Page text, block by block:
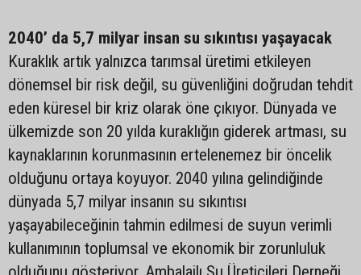
2040’ da 5,7 milyar insan su sıkıntısı yaşayacak
Kuraklık artık yalnızca tarımsal üretimi etkileyen
dönemsel bir risk değil, su güvenliğini doğrudan tehdit
eden küresel bir kriz olarak öne çıkıyor. Dünyada ve
ülkemizde son 20 yılda kuraklığın giderek artması, su
kaynaklarının korunmasının ertelenemez bir öncelik
olduğunu ortaya koyuyor. 2040 yılına gelindiğinde
dünyada 5,7 milyar insanın su sıkıntısı
yaşayabileceğinin tahmin edilmesi de suyun verimli
kullanımının toplumsal ve ekonomik bir zorunluluk